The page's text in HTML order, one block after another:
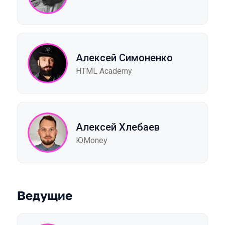
Алексей Симоненко
HTML Academy
Алексей Хлебаев
ЮMoney
Ведущие